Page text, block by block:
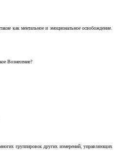
как ментальное и эмоциональное освобождение.
Вознесение?
группировок других измерений, управляющих